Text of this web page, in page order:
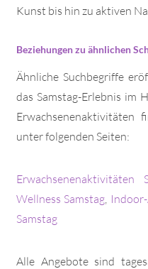
Kunst bis hin zu aktiven
Beziehungen zu ähnlichen
Ähnliche Suchbegriffe
das Samstag-Erlebnis im
Erwachsenenaktivitäten
unter folgenden Seiten:
Erwachsenenaktivitäten
Wellness Samstag
Samstag
Alle Angebote sind